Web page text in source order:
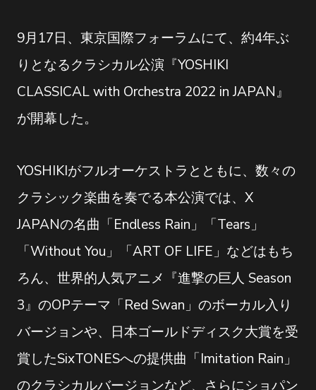
9月17日、東京国際フォーラムにて、約4年ぶ
りとなるクラシカル公演『YOSHIKI
CLASSICAL with Orchestra 2022 in JAPAN』
が開幕した。
YOSHIKIがフルオーケストラとともに、数々の
クラシック楽曲を奏でる本公演では、X
JAPANの名曲「Endless Rain」「Tears」
「Without You」「ART OF LIFE」などはもち
ろん、世界的人気アニメ『進撃の巨人 Season
3』のOPテーマ「Red Swan」のボーカル入り
バージョンや、日本ゴールドディスク大賞を受
賞したSixTONESへの提供曲「Imitation Rain」
のクラシカルバージョンなど、さらにショパン